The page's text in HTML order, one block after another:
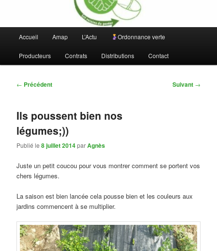
principal
Accueil Amap L’Actu Ordonnance verte
Producteurs Contrats Distributions Contact
Navigation
← Précédent Suivant →
Ils poussent bien nos
légumes;))
Publié le8 juillet 2014parAgnès
Juste un petit coucou pour vous montrer comment se portent vos
chers légumes.
La saison est bien lancée cela pousse bien et les couleurs aux
jardins commencent à se multiplier.